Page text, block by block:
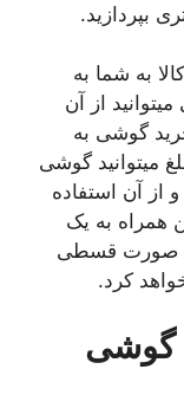
بپردازید.
به شما به
از آن
گوشی به
گوشی
از آن استفاده
همراه به یک
به صورت قسطی
کرد.
گوشی